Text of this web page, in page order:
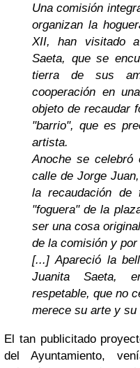
Una comisión
organizan la
XII, han visitado
Saeta, que se
tierra de sus
cooperación en
objeto de recaudar
"barrio", que es
artista.
Anoche se celebró
calle de Jorge
la recaudación
"foguera" de la
ser una cosa
de la comisión y
[...] Apareció la
Juanita Saeta,
respetable, que no
merece su arte y su
El tan publicitado
del Ayuntamiento,